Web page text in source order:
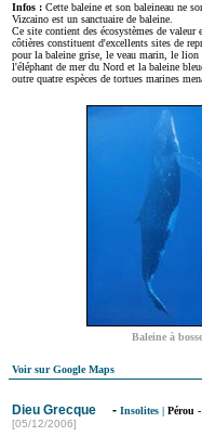
Infos : Cette baleine et son baleineau ne
Vizcaino est un sanctuaire de baleine.
Ce site contient des écosystèmes de valeur
côtières constituent d'excellents sites de
pour la baleine grise, le veau marin, le
l'éléphant de mer du Nord et la baleine
outre quatre espèces de tortues marines
Baleine à
Voir sur Google Maps
Dieu Grecque - Insolites | Pérou -
[05/12/2006]